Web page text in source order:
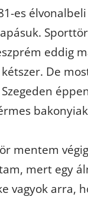
es
eddig
De
mentem
mert egy
vagyok arra,